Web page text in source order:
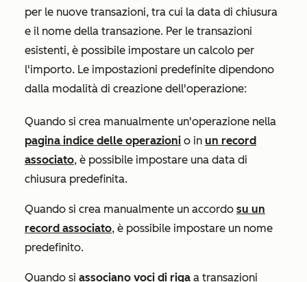
per le nuove transazioni, tra cui la data di chiusura
e il nome della transazione. Per le transazioni
esistenti, è possibile impostare un calcolo per
l'importo. Le impostazioni predefinite dipendono
dalla modalità di creazione dell'operazione:
Quando si crea manualmente un'operazione nella
pagina indice delle operazioni o in un record
associato, è possibile impostare una data di
chiusura predefinita.
Quando si crea manualmente un accordo su un
record associato, è possibile impostare un nome
predefinito.
Quando si associano voci di riga a transazioni